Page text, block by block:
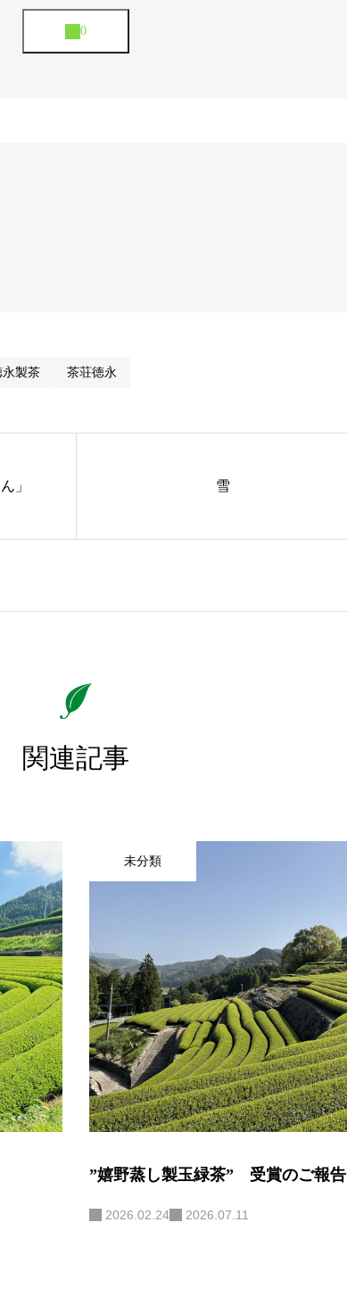
永製茶 茶荘徳永
」 雪
関連記事
未分類
”嬉野蒸し製玉緑茶” 受賞のご報告
2026.02.24 2026.07.11